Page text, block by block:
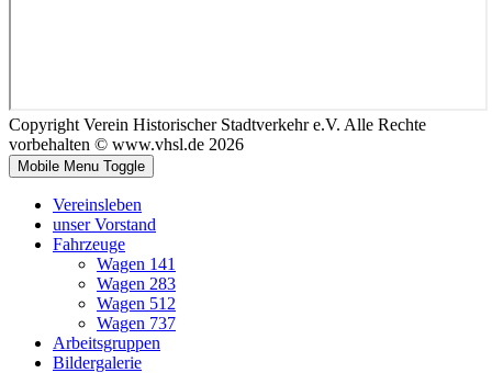
Copyright Verein Historischer Stadtverkehr e.V. Alle Rechte
vorbehalten © www.vhsl.de 2026
Mobile Menu Toggle
Vereinsleben
unser Vorstand
Fahrzeuge
Wagen 141
Wagen 283
Wagen 512
Wagen 737
Arbeitsgruppen
Bildergalerie